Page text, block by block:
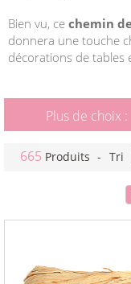
Bien vu, ce chemin
donnera une touche
décorations de tables
Plus de choix :
665 Produits - Tri